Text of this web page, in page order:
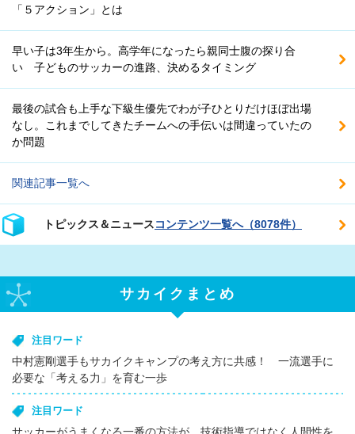
「５アクション」とは
早い子は3年生から。高学年になったら親同士腹の探り合
い 子どものサッカーの進路、決めるタイミング
最後の試合も上手な下級生優先でわが子ひとりだけほぼ出場
なし。これまでしてきたチームへの手伝いは間違っていたの
か問題
関連記事一覧へ
トピックス＆ニュースコンテンツ一覧へ（8078件）
サカイクまとめ
注目ワード
中村憲剛選手もサカイクキャンプの考え方に共感！ 一流選手に
必要な「考える力」を育む一歩
注目ワード